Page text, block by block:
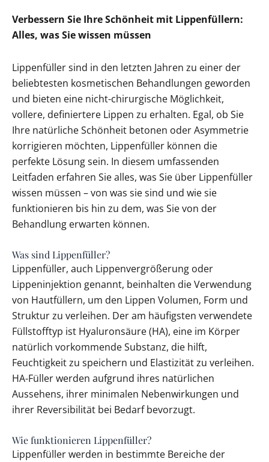
Verbessern Sie Ihre Schönheit mit Lippenfüllern:
Alles, was Sie wissen müssen
Lippenfüller sind in den letzten Jahren zu einer der
beliebtesten kosmetischen Behandlungen geworden
und bieten eine nicht-chirurgische Möglichkeit,
vollere, definiertere Lippen zu erhalten. Egal, ob Sie
Ihre natürliche Schönheit betonen oder Asymmetrie
korrigieren möchten, Lippenfüller können die
perfekte Lösung sein. In diesem umfassenden
Leitfaden erfahren Sie alles, was Sie über Lippenfüller
wissen müssen – von was sie sind und wie sie
funktionieren bis hin zu dem, was Sie von der
Behandlung erwarten können.
Was sind Lippenfüller?
Lippenfüller, auch Lippenvergrößerung oder
Lippeninjektion genannt, beinhalten die Verwendung
von Hautfüllern, um den Lippen Volumen, Form und
Struktur zu verleihen. Der am häufigsten verwendete
Füllstofftyp ist Hyaluronsäure (HA), eine im Körper
natürlich vorkommende Substanz, die hilft,
Feuchtigkeit zu speichern und Elastizität zu verleihen.
HA-Füller werden aufgrund ihres natürlichen
Aussehens, ihrer minimalen Nebenwirkungen und
ihrer Reversibilität bei Bedarf bevorzugt.
Wie funktionieren Lippenfüller?
Lippenfüller werden in bestimmte Bereiche der